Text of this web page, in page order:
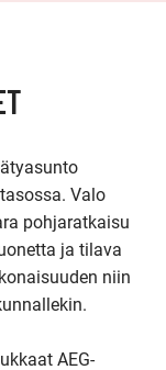
Valo
pohjaratkaisu
ja tilava
niin
AEG-